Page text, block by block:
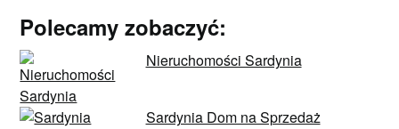
Polecamy zobaczyć:
Nieruchomości Sardynia
Sardynia Dom na Sprzedaż